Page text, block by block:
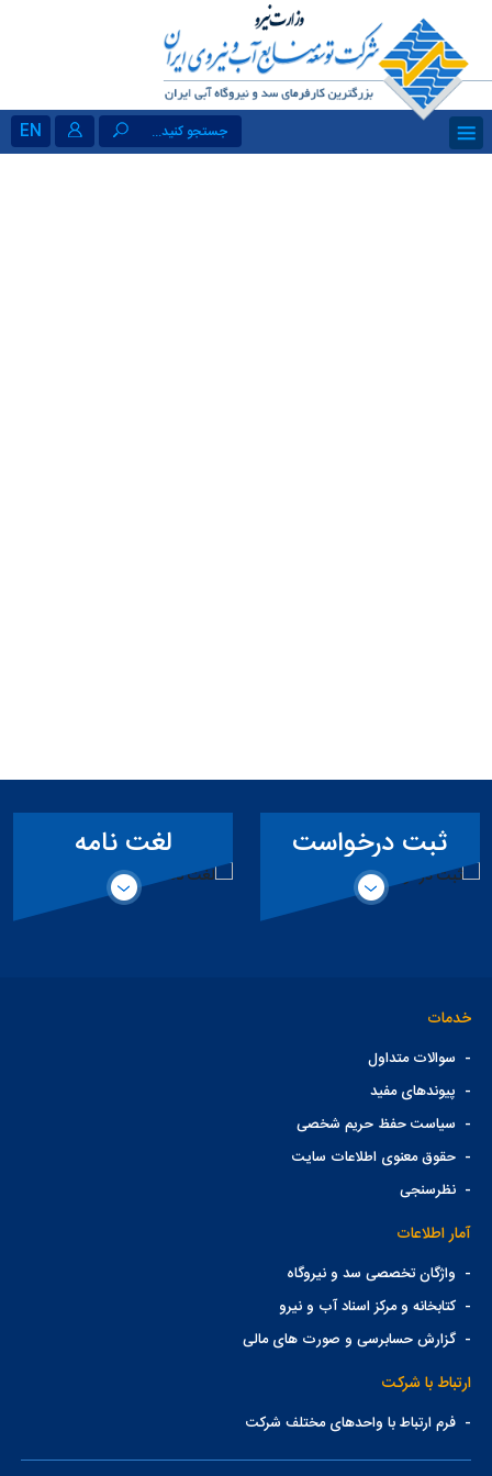
EN جستجو کنید...
ثبت درخواست
همکاری حقیقی
لغت نامه
تخصصی سد
خدمات
- سوالات متداول
- پیوندهای مفید
- سیاست حفظ حریم شخصی
-حقوق معنوی اطلاعات سایت
-نظرسنجی
آمار اطلاعات
- واژگان تخصصی سد و نیروگاه
-کتابخانه و مرکز اسناد آب و نیرو
-گزارش حسابرسی و صورت های مالی
ارتباط با شرکت
-فرم ارتباط با واحدهای مختلف شرکت